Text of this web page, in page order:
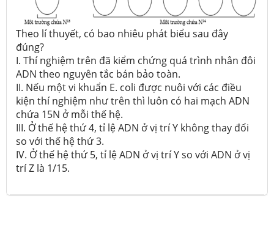
Theo lí thuyết, có bao nhiêu phát biểu sau đây
đúng?
I. Thí nghiệm trên đã kiểm chứng quá trình nhân đôi
ADN theo nguyên tắc bán bảo toàn.
II. Nếu một vi khuẩn E. coli được nuôi với các điều
kiện thí nghiệm như trên thì luôn có hai mạch ADN
chứa 15N ở mỗi thế hệ.
III. Ở thế hệ thứ 4, tỉ lệ ADN ở vị trí Y không thay đổi
so với thế hệ thứ 3.
IV. Ở thế hệ thứ 5, tỉ lệ ADN ở vị trí Y so với ADN ở vị
trí Z là 1/15.